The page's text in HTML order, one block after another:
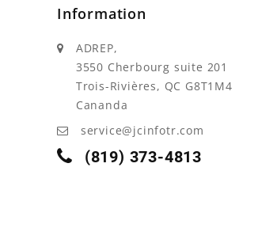
Information
ADREP,
3550 Cherbourg suite 201
Trois-Rivières, QC G8T1M4
Cananda
service@jcinfotr.com
(819) 373-4813